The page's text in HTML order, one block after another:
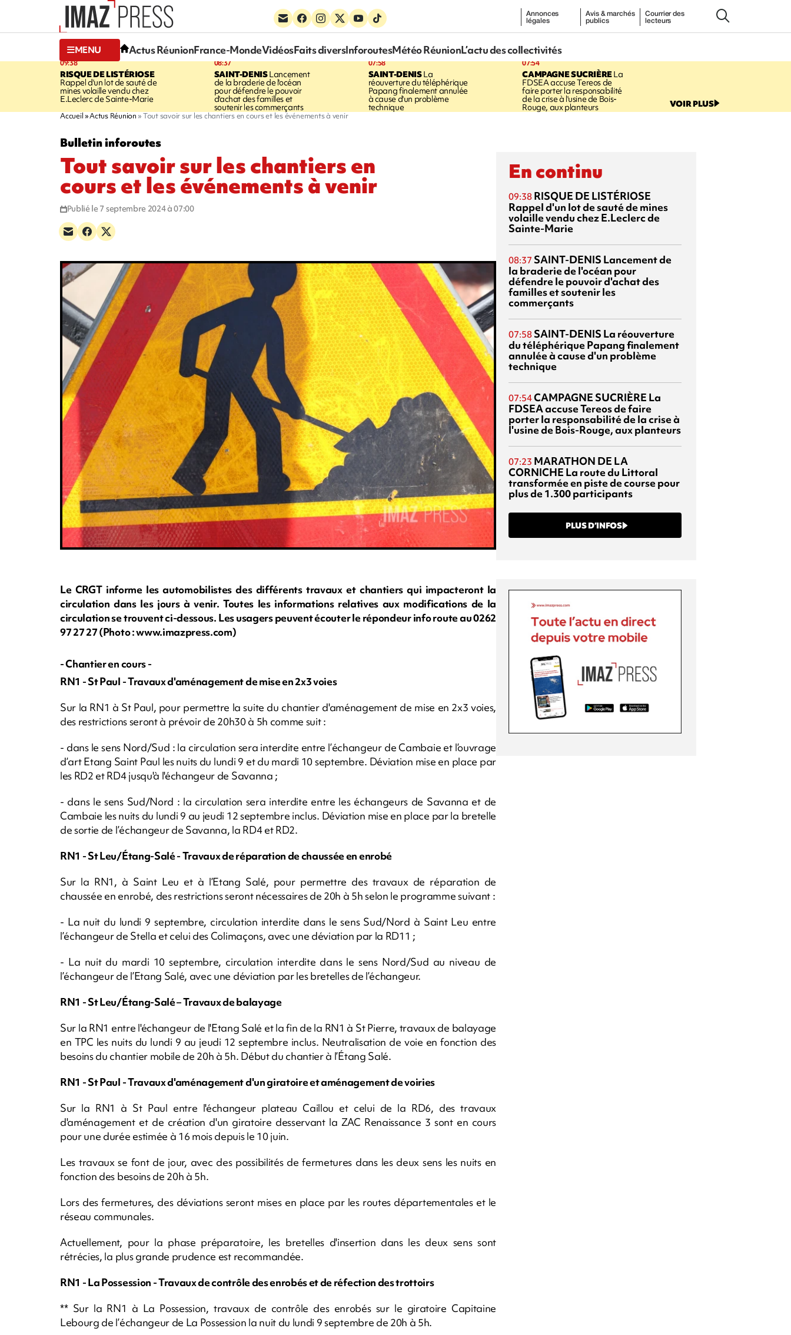
Annonces
légales
Avis & marchés
publics
Courrier des
lecteurs
MENU Actus RéunionFrance-MondeVidéosFaits diversInforoutesMétéo RéunionL’actu des collectivités
09:38
RISQUE DE LISTÉRIOSE
Rappel d'un lot de sauté de
mines volaille vendu chez
E.Leclerc de Sainte-Marie
08:37
SAINT-DENISLancement
de la braderie de l'océan
pour défendre le pouvoir
d'achat des familles et
soutenir les commerçants
07:58
SAINT-DENISLa
réouverture du téléphérique
Papang finalement annulée
à cause d'un problème
technique
07:54
CAMPAGNE SUCRIÈRELa
FDSEA accuse Tereos de
faire porter la responsabilité
de la crise à l'usine de Bois-
Rouge, aux planteurs VOIR PLUS
Accueil Actus Réunion Tout savoir sur les chantiers en cours et les événements à venir
Bulletin inforoutes
Tout savoir sur les chantiers en
cours et les événements à venir
Publié le 7 septembre 2024 à 07:00
Le CRGT informe les automobilistes des différents travaux et chantiers qui impacteront la
circulation dans les jours à venir. Toutes les informations relatives aux modifications de la
circulation se trouvent ci-dessous. Les usagers peuvent écouter le répondeur info route au 0262
97 27 27 (Photo : www.imazpress.com)
- Chantier en cours -
RN1 - St Paul - Travaux d'aménagement de mise en 2x3 voies
Sur la RN1 à St Paul, pour permettre la suite du chantier d'aménagement de mise en 2x3 voies,
des restrictions seront à prévoir de 20h30 à 5h comme suit :
- dans le sens Nord/Sud : la circulation sera interdite entre l’échangeur de Cambaie et l’ouvrage
d’art Etang Saint Paul les nuits du lundi 9 et du mardi 10 septembre. Déviation mise en place par
les RD2 et RD4 jusqu'à l'échangeur de Savanna ;
- dans le sens Sud/Nord : la circulation sera interdite entre les échangeurs de Savanna et de
Cambaie les nuits du lundi 9 au jeudi 12 septembre inclus. Déviation mise en place par la bretelle
de sortie de l’échangeur de Savanna, la RD4 et RD2.
RN1 - St Leu/Étang-Salé - Travaux de réparation de chaussée en enrobé
Sur la RN1, à Saint Leu et à l’Etang Salé, pour permettre des travaux de réparation de
chaussée en enrobé, des restrictions seront nécessaires de 20h à 5h selon le programme suivant :
- La nuit du lundi 9 septembre, circulation interdite dans le sens Sud/Nord à Saint Leu entre
l’échangeur de Stella et celui des Colimaçons, avec une déviation par la RD11 ;
- La nuit du mardi 10 septembre, circulation interdite dans le sens Nord/Sud au niveau de
l’échangeur de l’Etang Salé, avec une déviation par les bretelles de l’échangeur.
RN1 - St Leu/Étang-Salé – Travaux de balayage
Sur la RN1 entre l'échangeur de l'Etang Salé et la fin de la RN1 à St Pierre, travaux de balayage
en TPC les nuits du lundi 9 au jeudi 12 septembre inclus. Neutralisation de voie en fonction des
besoins du chantier mobile de 20h à 5h. Début du chantier à l’Étang Salé.
RN1 - St Paul - Travaux d'aménagement d'un giratoire et aménagement de voiries
Sur la RN1 à St Paul entre l'échangeur plateau Caillou et celui de la RD6, des travaux
d'aménagement et de création d'un giratoire desservant la ZAC Renaissance 3 sont en cours
pour une durée estimée à 16 mois depuis le 10 juin.
Les travaux se font de jour, avec des possibilités de fermetures dans les deux sens les nuits en
fonction des besoins de 20h à 5h.
Lors des fermetures, des déviations seront mises en place par les routes départementales et le
réseau communales.
Actuellement, pour la phase préparatoire, les bretelles d'insertion dans les deux sens sont
rétrécies, la plus grande prudence est recommandée.
RN1 - La Possession - Travaux de contrôle des enrobés et de réfection des trottoirs
** Sur la RN1 à La Possession, travaux de contrôle des enrobés sur le giratoire Capitaine
Lebourg de l’échangeur de La Possession la nuit du lundi 9 septembre de 20h à 5h.
En continu
09:38 RISQUE DE LISTÉRIOSE
Rappel d'un lot de sauté de mines
volaille vendu chez E.Leclerc de
Sainte-Marie
08:37 SAINT-DENIS Lancement de
la braderie de l'océan pour
défendre le pouvoir d'achat des
familles et soutenir les
commerçants
07:58 SAINT-DENIS La réouverture
du téléphérique Papang finalement
annulée à cause d'un problème
technique
07:54CAMPAGNE SUCRIÈRE La
FDSEA accuse Tereos de faire
porter la responsabilité de la crise à
l'usine de Bois-Rouge, aux planteurs
07:23 MARATHON DE LA
CORNICHE La route du Littoral
transformée en piste de course pour
plus de 1.300 participants
PLUS D’INFOS